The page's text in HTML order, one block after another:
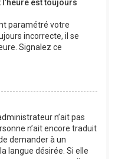
est toujours
paramétré votre
incorrecte, il se
Signalez ce
n’ait pas
n’ait encore traduit
demander à un
langue désirée. Si elle